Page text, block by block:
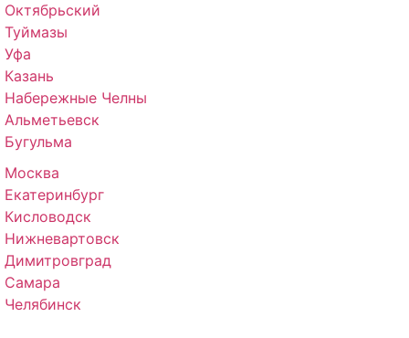
Октябрьский
Туймазы
Уфа
Казань
Набережные Челны
Альметьевск
Бугульма
Москва
Екатеринбург
Кисловодск
Нижневартовск
Димитровград
Самара
Челябинск